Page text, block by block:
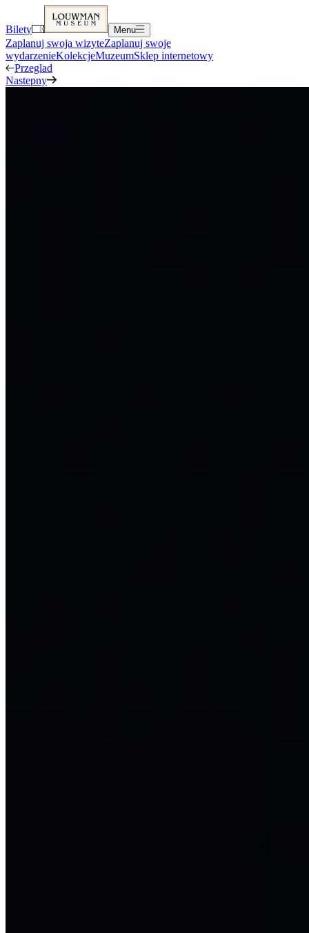
Bilety Menu
Zaplanuj swoja wizyteZaplanuj swoje
wydarzenieKolekcjeMuzeumSklep internetowy
Przeglad
Nastepny